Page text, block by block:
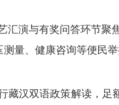
汇演与有奖问答环节聚
量、健康咨询等便民
藏汉双语政策解读，足